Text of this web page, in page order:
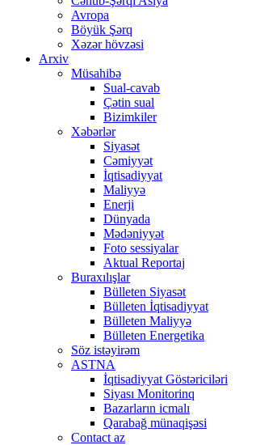
Avropa
Böyük Şərq
Xəzər hövzəsi
Arxiv
Müsahibə
Sual-cavab
Çətin sual
Bizimkiler
Xəbərlər
Siyasət
Cəmiyyət
İqtisadiyyat
Maliyyə
Enerji
Dünyada
Mədəniyyət
Foto sessiyalar
Aktual Reportaj
Buraxılışlar
Bülleten Siyasət
Bülleten İqtisadiyyat
Bülleten Maliyyə
Bülleten Energetika
Söz istəyirəm
ASTNA
İqtisadiyyat Göstəriciləri
Siyası Monitorinq
Bazarların icmalı
Qarabağ münaqişəsi
Contact az